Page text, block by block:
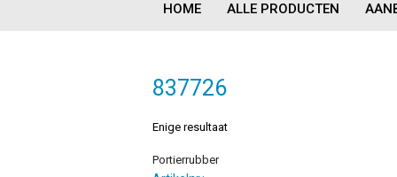
HOME ALLE PRODUCTEN
837726
Enige resultaat
Portierrubber